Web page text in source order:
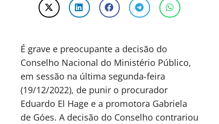
É grave e preocupante a decisão do
Conselho Nacional do Ministério Público,
em sessão na última segunda-feira
(19/12/2022), de punir o procurador
Eduardo El Hage e a promotora Gabriela
de Góes. A decisão do Conselho contrariou